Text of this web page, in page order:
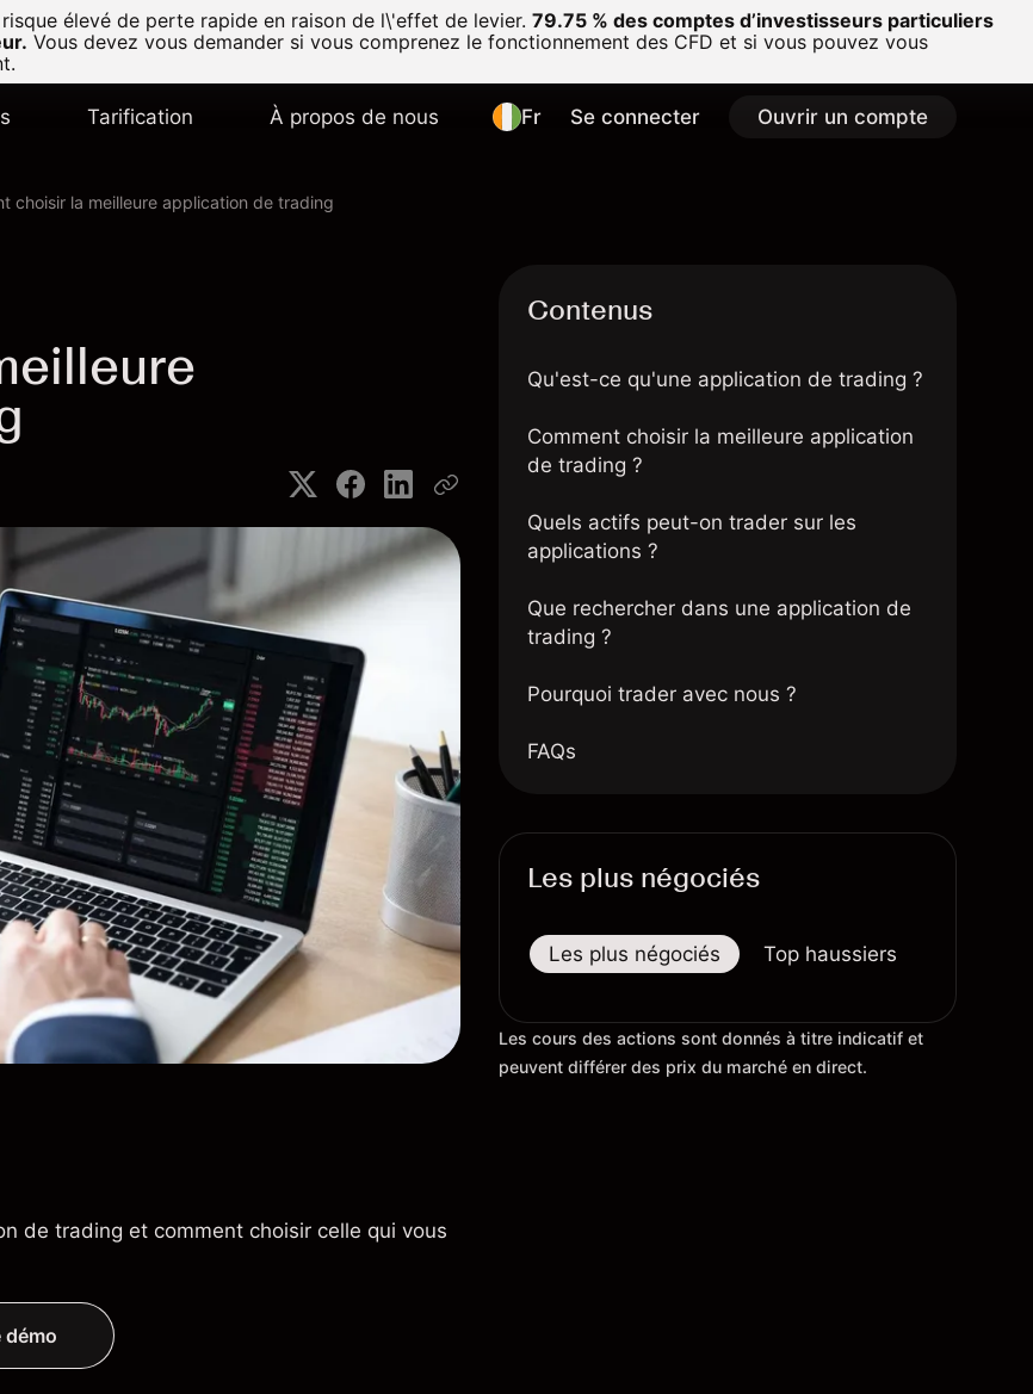
élevé de perte rapide en raison de l\'effet de levier. 79.75 % des comptes d’investisseurs particuliers
Vous devez vous demander si vous comprenez le fonctionnement des CFD et si vous pouvez vous
Tarification À propos de nous Fr Se connecter Ouvrir un compte
choisir la meilleure application de trading
de trading et comment choisir celle qui vous
démo
Contenus
Qu'est-ce qu'une application de trading ?
Comment choisir la meilleure application
de trading ?
Quels actifs peut-on trader sur les
applications ?
Que rechercher dans une application de
trading ?
Pourquoi trader avec nous ?
FAQs
Les plus négociés
Les plus négociés Top haussiers
Les cours des actions sont donnés à titre indicatif et
peuvent différer des prix du marché en direct.